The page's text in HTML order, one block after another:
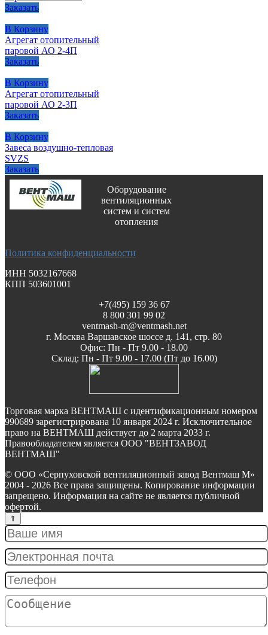
Заказать
В Корзину
Агрегат отопительный
паровой АО 2-4П
Заказать
В Корзину
Агрегат отопительный
паровой АО 2-3П
Заказать
В Корзину
Завеса воздушно-тепловая
SVZS
Заказать
Оборудование
вентиляционных
систем и систем
отопления
Политика конфиденциальности
ИНН 5032167668
КПП 503601001
+7(495) 159 36 67
8 800 301 99 02
ventmash-m@ventmash.net
г. Москва Варшавское шоссе д. 141, стр. 80
Офис: Пн - Пт 9.00 - 18.00
Склад: Пн - Пт 9.00 - 17.00 (Пт до 16.00)
Торговая марка ВЕНТМАШ с идентификационным номером
990689 зарегистрирована 10 января 2024 г. Исключительное
право на ВЕНТМАШ действует до 2 марта 2033 г.
Правообладателем является ООО "ВЕНТЗАВОД
ВЕНТМАШ"
© ООО «Серпуховской вентиляционный завод Вентмаш М»
2004 - 2026 Все права защищены. Копирование информации
запрещено. Информация на сайте не является публичной
офертой.